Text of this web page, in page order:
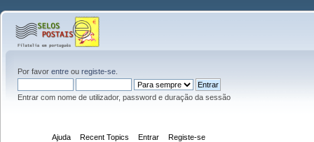
Por favor entre ou registe-se
Entrar com nome de utilizador, password e duração da sessão
Ajuda Recent Topics Entrar Registe-se